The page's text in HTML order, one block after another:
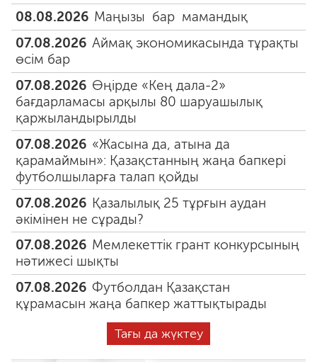
08.08.2026 Маңызы бар мамандық
07.08.2026 Аймақ экономикасында тұрақты
өсім бар
07.08.2026 Өңірде «Кең дала-2»
бағдарламасы арқылы 80 шаруашылық
қаржыландырылды
07.08.2026 «Жасына да, атына да
қарамаймын»: Қазақстанның жаңа бапкері
футболшыларға талап қойды
07.08.2026 Қазалылық 25 тұрғын аудан
әкімінен не сұрады?
07.08.2026 Мемлекеттік грант конкурсының
нәтижесі шықты
07.08.2026 Футболдан Қазақстан
құрамасын жаңа бапкер жаттықтырады
Тағы да жүктеу